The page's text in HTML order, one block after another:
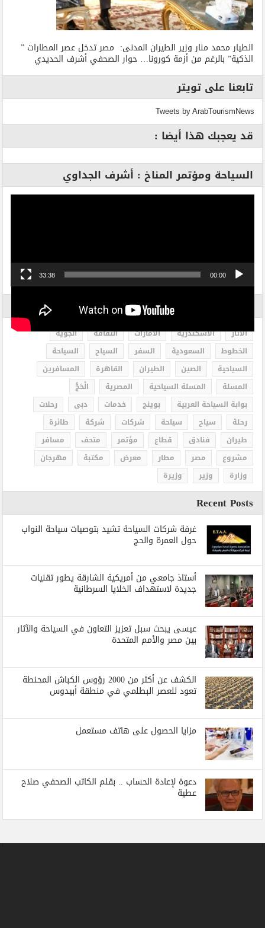
الطيار محمد منار وزير الطيران المدنى: مصر تدخل عصر المطارات ”
الذكية” بالرغم من أزمة كورونا… حوار الصحفي أشرف الحديدي
تابعنا على تويتر
Tweets by ArabTourismNews
قد يعجبك هذا أيضا :
السياحة ومؤتمر المناخ : أشرف الجداوي
00:00
33:38
الاثار الاسكندرية الامارات الثقافة
الجوية
الخطوط
السعودية السفر السياح
السياحة
السياحية
الصين الطيران القاهرة
المسافرين
المسلة
المسلة السياحية المصرية
الْحَجُّ
بوابة السياحة العربية
بوينج خدمات دبى
رحلات
رحلة
سياح سياحة شركات شركة
طائرة
طيران
فنادق قطاع مؤتمر متحف
مسافر
مشروع
مصر مطار معرض مكتبة
مهرجان
وزارة
وزير وزيرة
Recent Posts
غرفة شركات السياحة تشيد بتوصيات سياحة النواب
حول العمرة والحج
أستاذ جامعي من أمريكية الشارقة يطور تقنيات
جديدة لاستهداف الخلايا السرطانية
عيسى يبحث سبل تعزيز التعاون في السياحة والآثار
بين مصر والأمم المتحدة
الكشف عن أكثر من 2000 رؤوس الكباش المحنطة
تعود للعصر البطلمي في منطقة أبيدوس
مزايا الحصول على هاتف مستعمل
دعوة لإعادة الحساب .. بقلم الكاتب الصحفي صلاح
عطية